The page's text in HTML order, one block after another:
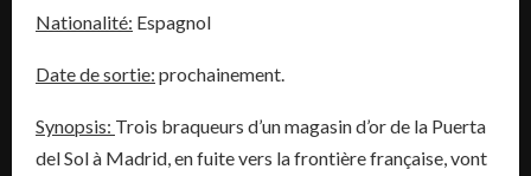
Nationalité: Espagnol
Date de sortie: prochainement.
Synopsis: Trois braqueurs d’un magasin d’or de la Puerta
del Sol à Madrid, en fuite vers la frontière française, vont